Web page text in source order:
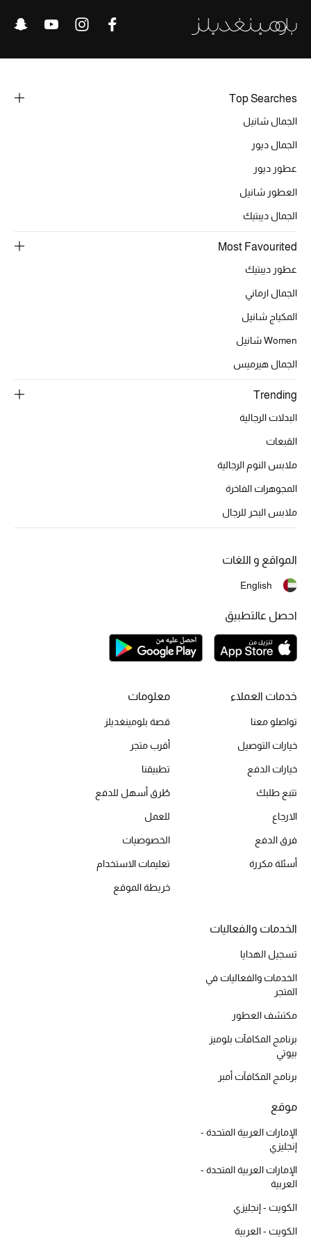
المجوهرات
نسوقوا أحدث ما وصلنا
عرض جميع المنتجات
خصومات
الموسم الجديد
ركن أناقة المنتجعات
جميع إصدارتنا النسائية
الحب للمحلي
الملابس الرياضية النسائية
تشكيلة الأعراس
ركن الفخامة
جميع الملابس النسائية
جميع الأحذية النسائية
جميع الحقائب النسائية
تسوقوا للنساء
الموسم الجديد
الحقائب النسائية
دليل ملتزمات الحقائب
حقائب رجالية
حقائب الأطفال
أبرز المصممين
Top Searches
الجمال شانيل
الجمال ديور
عطور ديور
العطور شانيل
الجمال ديبتيك
Most Favourited
عطور ديبتيك
الجمال ارماني
المكياج شانيل
Women شانيل
الجمال هيرميس
Trending
البدلات الرجالية
القبعات
ملابس النوم الرجالية
المجوهرات الفاخرة
ملابس البحر للرجال
خدمات العملاء
تواصلو معنا
خيارات التوصيل
خيارات الدفع
تتبع طلبك
الارجاع
فرق الدفع
أسئلة مكررة
معلومات
قصة بلومينغديلز
أقرب متجر
تطبيقنا
طُرق أسهل للدفع
للعمل
الخصوصيات
تعليمات الاستخدام
خريطة الموقع
الخدمات والفعاليات
تسجيل الهدايا
الخدمات والفعاليات في
المتجر
مكتشف العطور
برنامج المكافآت بلوميز
بيوتي
برنامج المكافآت أمبر
موقع
الإمارات العربية المتحدة -
إنجليزي
الإمارات العربية المتحدة -
العربية
الكويت - إنجليزي
الكويت - العربية
المواقع و اللغات
English
احصل عالتطبيق